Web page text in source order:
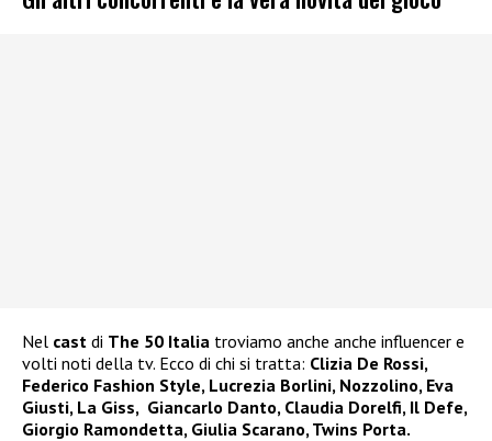
Nel cast di The 50 Italia troviamo anche anche influencer e
volti noti della tv. Ecco di chi si tratta: Clizia De Rossi,
Federico Fashion Style, Lucrezia Borlini, Nozzolino, Eva
Giusti, La Giss, Giancarlo Danto, Claudia Dorelfi, Il Defe,
Giorgio Ramondetta, Giulia Scarano, Twins Porta.